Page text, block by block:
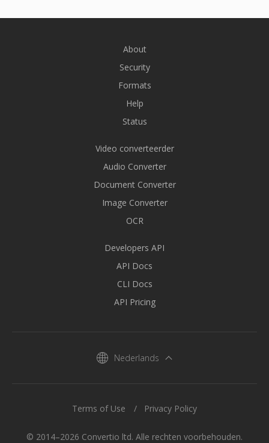
About
Security
Formats
Help
Status
Video converteerder
Audio Converter
Document Converter
Image Converter
OCR
Developers API
API Docs
CLI Docs
API Pricing
Nederlands
© 2014–2026 Convertio ltd. Alle rechten voorbehouden.
Terms of Use Privacy Policy